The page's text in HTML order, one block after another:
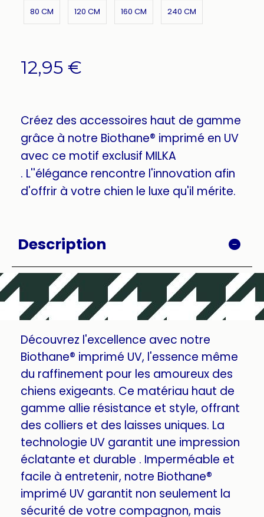
80 CM 120 CM 160 CM 240 CM
12,95 €
Créez des accessoires haut de gamme
grâce à notre Biothane® imprimé en UV
avec ce motif exclusif MILKA
. L''élégance rencontre l'innovation afin
d'offrir à votre chien le luxe qu'il mérite.
Description
Découvrez l'excellence avec notre
Biothane® imprimé UV, l'essence même
du raffinement pour les amoureux des
chiens exigeants. Ce matériau haut de
gamme allie résistance et style, offrant
des colliers et des laisses uniques. La
technologie UV garantit une impression
éclatante et durable . Imperméable et
facile à entretenir, notre Biothane®
imprimé UV garantit non seulement la
sécurité de votre compagnon, mais